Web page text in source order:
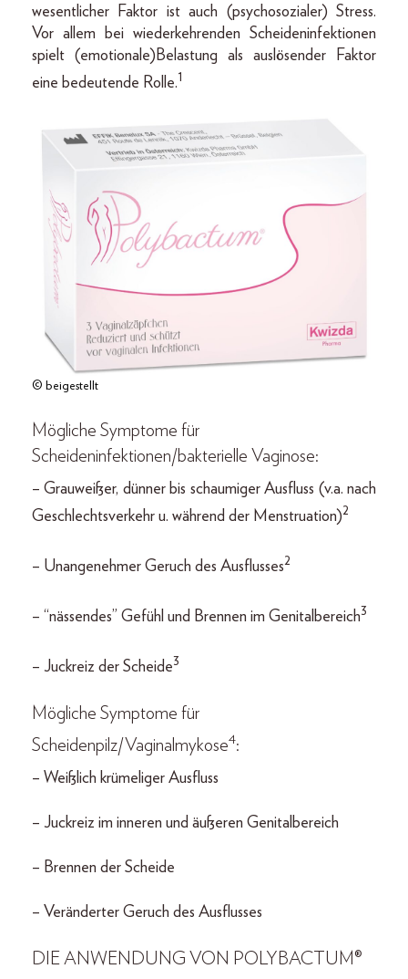
wesentlicher Faktor ist auch (psychosozialer) Stress.
Vor allem bei wiederkehrenden Scheideninfektionen
spielt (emotionale)Belastung als auslösender Faktor
eine bedeutende Rolle.1
© beigestellt
Mögliche Symptome für
Scheideninfektionen/bakterielle Vaginose:
– Grauweißer, dünner bis schaumiger Ausfluss (v.a. nach
Geschlechtsverkehr u. während der Menstruation)2
– Unangenehmer Geruch des Ausflusses2
– “nässendes” Gefühl und Brennen im Genitalbereich3
– Juckreiz der Scheide3
Mögliche Symptome für
Scheidenpilz/Vaginalmykose4:
– Weißlich krümeliger Ausfluss
– Juckreiz im inneren und äußeren Genitalbereich
– Brennen der Scheide
– Veränderter Geruch des Ausflusses
DIE ANWENDUNG VON POLYBACTUM®